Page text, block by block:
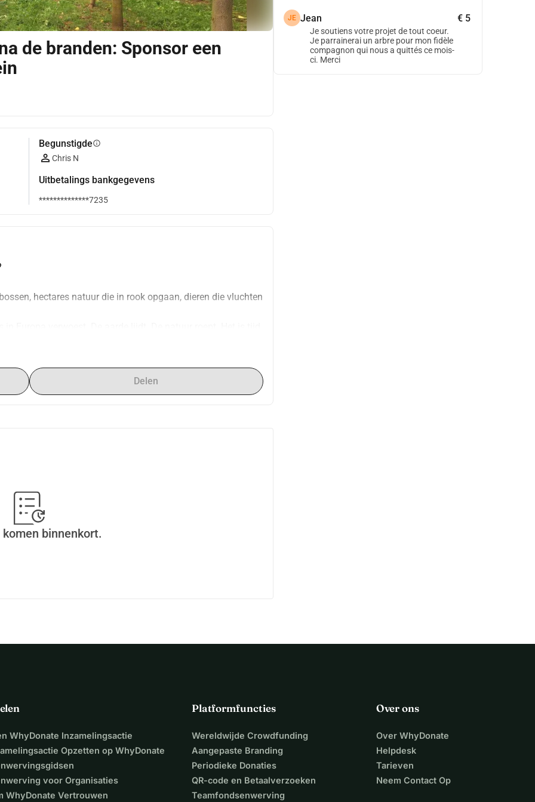
de branden: Sponsor een
Begunstigdeinfo
Chris N
Uitbetalings bankgegevens
**************7235
hectares natuur die in rook opgaan, dieren die vluchten
concreet te reageren.
in de regeneratie van onze planeet.
evolutie elk seizoen volgen.
met foto's, video's en nieuws.
op een natuurlijke manier te regenereren
Delen
komen binnenkort.
JE Jean € 5
Je soutiens votre projet de tout coeur.
Je parrainerai un arbre pour mon fidèle
compagnon qui nous a quittés ce mois-
ci. Merci
WhyDonate Inzamelingsactie
Opzetten op WhyDonate
voor Organisaties
WhyDonate Vertrouwen
Platformfuncties
Wereldwijde Crowdfunding
Aangepaste Branding
Periodieke Donaties
QR-code en Betaalverzoeken
Teamfondsenwerving
Over ons
Over WhyDonate
Helpdesk
Tarieven
Neem Contact Op